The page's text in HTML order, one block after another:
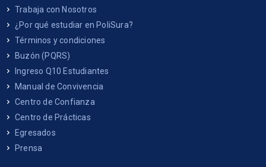
Trabaja con Nosotros
¿Por qué estudiar en PoliSura?
Términos y condiciones
Buzón (PQRS)
Ingreso Q10 Estudiantes
Manual de Convivencia
Centro de Confianza
Centro de Prácticas
Egresados
Prensa